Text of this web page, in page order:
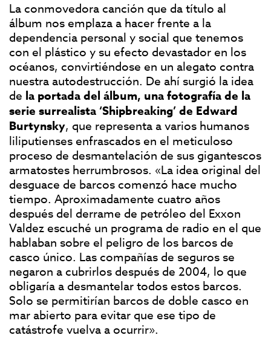
La conmovedora canción que da título al
álbum nos emplaza a hacer frente a la
dependencia personal y social que tenemos
con el plástico y su efecto devastador en los
océanos, convirtiéndose en un alegato contra
nuestra autodestrucción. De ahí surgió la idea
de la portada del álbum, una fotografía de la
serie surrealista ‘Shipbreaking’ de Edward
Burtynsky, que representa a varios humanos
liliputienses enfrascados en el meticuloso
proceso de desmantelación de sus gigantescos
armatostes herrumbrosos. «La idea original del
desguace de barcos comenzó hace mucho
tiempo. Aproximadamente cuatro años
después del derrame de petróleo del Exxon
Valdez escuché un programa de radio en el que
hablaban sobre el peligro de los barcos de
casco único. Las compañías de seguros se
negaron a cubrirlos después de 2004, lo que
obligaría a desmantelar todos estos barcos.
Solo se permitirían barcos de doble casco en
mar abierto para evitar que ese tipo de
catástrofe vuelva a ocurrir».